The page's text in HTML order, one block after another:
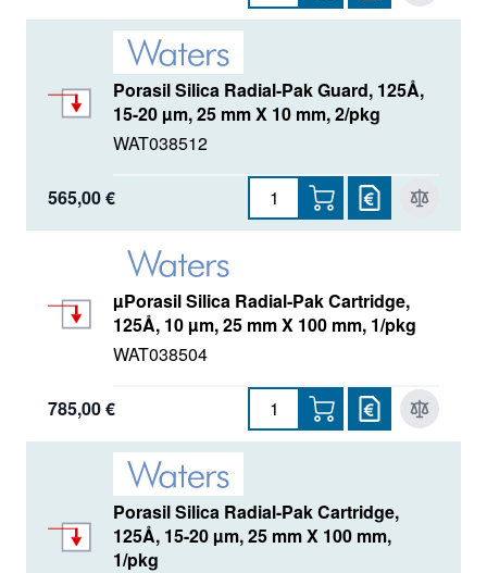
Porasil Silica Radial-Pak Guard, 125Å,
15-20 µm, 25 mm X 10 mm, 2/pkg
WAT038512
565,00 €
µPorasil Silica Radial-Pak Cartridge,
125Å, 10 µm, 25 mm X 100 mm, 1/pkg
WAT038504
785,00 €
Porasil Silica Radial-Pak Cartridge,
125Å, 15-20 µm, 25 mm X 100 mm,
1/pkg